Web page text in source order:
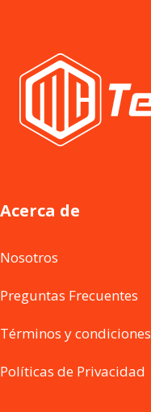
Acerca de
Nosotros
Preguntas Frecuentes
Términos y condiciones
Políticas de Privacidad